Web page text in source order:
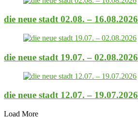
die neue stadt 02.08. – 16.08.2026
die neue stadt 19.07. – 02.08.2026
die neue stadt 12.07. – 19.07.2026
Load More